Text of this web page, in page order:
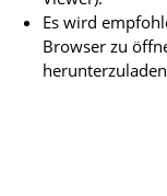
Es wird
Browser zu